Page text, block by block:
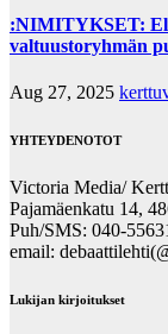
:NIMITYKSET:
valtuustoryhmän
Aug 27, 2025
YHTEYDENOTOT
Victoria Media/
Pajamäenkatu 14,
Puh/SMS: 040-
email:
Lukijan kirjoitukset